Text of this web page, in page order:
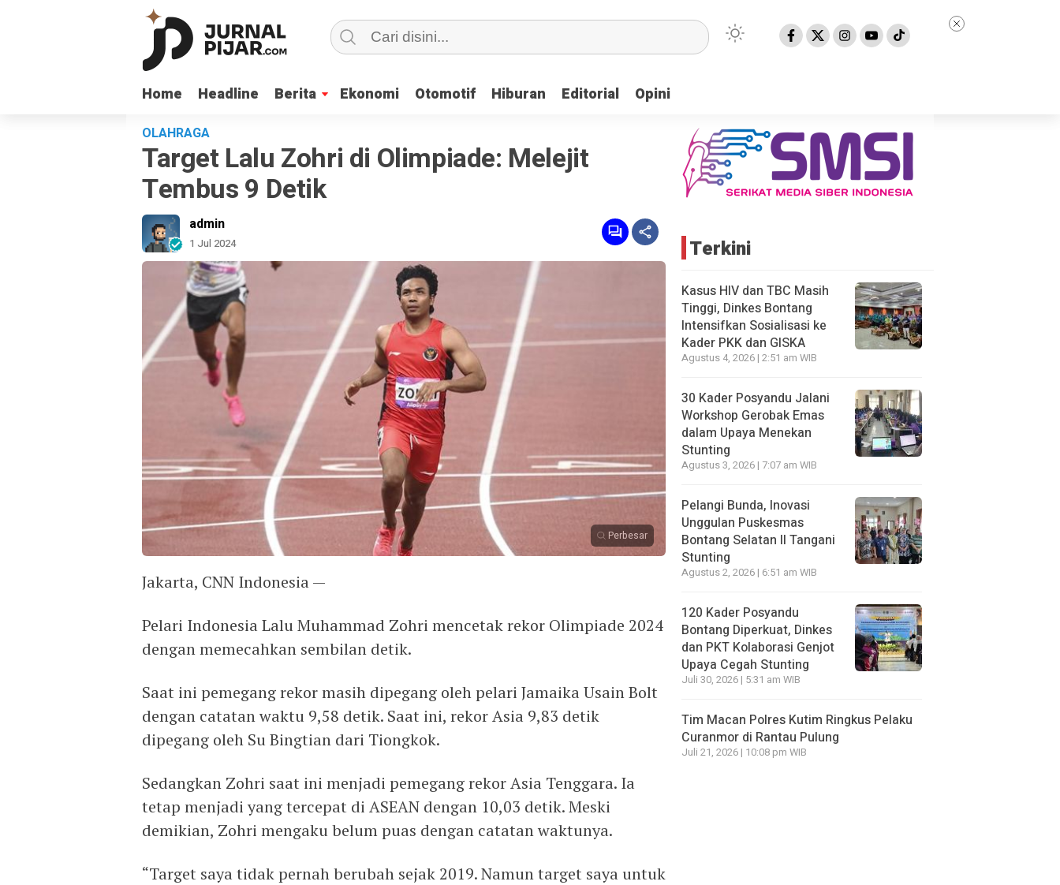
Home Headline Berita Ekonomi Otomotif Hiburan Editorial Opini
Home Headline Berita Ekonomi Otomotif Hiburan Editorial Opini
OLAHRAGA
Target Lalu Zohri di Olimpiade: Melejit
Tembus 9 Detik
admin
1 Jul 2024
Perbesar
Jakarta, CNN Indonesia —
Pelari Indonesia Lalu Muhammad Zohri mencetak rekor Olimpiade 2024
dengan memecahkan sembilan detik.
Saat ini pemegang rekor masih dipegang oleh pelari Jamaika Usain Bolt
dengan catatan waktu 9,58 detik. Saat ini, rekor Asia 9,83 detik
dipegang oleh Su Bingtian dari Tiongkok.
Sedangkan Zohri saat ini menjadi pemegang rekor Asia Tenggara. Ia
tetap menjadi yang tercepat di ASEAN dengan 10,03 detik. Meski
demikian, Zohri mengaku belum puas dengan catatan waktunya.
“Target saya tidak pernah berubah sejak 2019. Namun target saya untuk
Terkini
Kasus HIV dan TBC Masih
Tinggi, Dinkes Bontang
Intensifkan Sosialisasi ke
Kader PKK dan GISKA
Agustus 4, 2026 | 2:51 am WIB
30 Kader Posyandu Jalani
Workshop Gerobak Emas
dalam Upaya Menekan
Stunting
Agustus 3, 2026 | 7:07 am WIB
Pelangi Bunda, Inovasi
Unggulan Puskesmas
Bontang Selatan II Tangani
Stunting
Agustus 2, 2026 | 6:51 am WIB
120 Kader Posyandu
Bontang Diperkuat, Dinkes
dan PKT Kolaborasi Genjot
Upaya Cegah Stunting
Juli 30, 2026 | 5:31 am WIB
Tim Macan Polres Kutim Ringkus Pelaku
Curanmor di Rantau Pulung
Juli 21, 2026 | 10:08 pm WIB